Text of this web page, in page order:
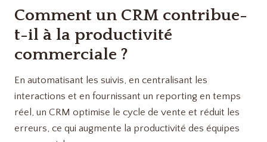
Comment un CRM contribue-
t-il à la productivité
commerciale ?
En automatisant les suivis, en centralisant les
interactions et en fournissant un reporting en temps
réel, un CRM optimise le cycle de vente et réduit les
erreurs, ce qui augmente la productivité des équipes